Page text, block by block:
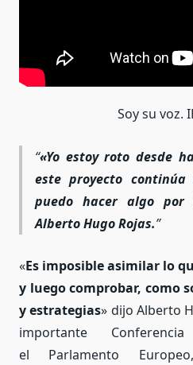
Soy su voz.
«Yo estoy roto desde
este proyecto
puedo hacer algo
Alberto Hugo Rojas.
«Es imposible asimilar lo
y luego comprobar, como
y estrategias» dijo Alberto
importante
el Parlamento